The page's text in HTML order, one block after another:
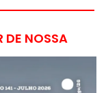
DE NOSSA